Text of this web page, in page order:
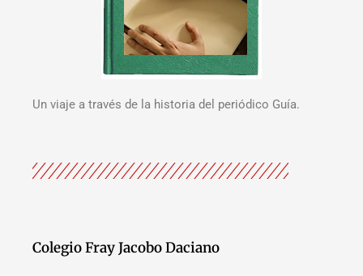
Un viaje a través de la historia del periódico Guía.
Colegio Fray Jacobo Daciano